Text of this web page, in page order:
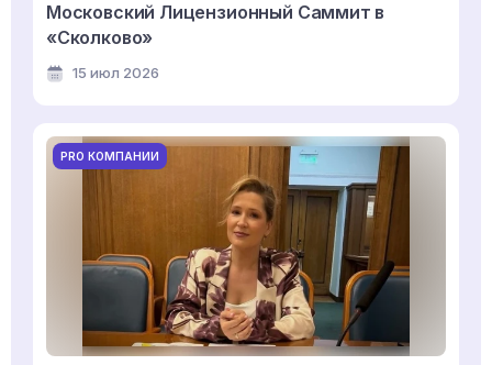
Московский Лицензионный Саммит в
«Сколково»
15 июл 2026
PRO КОМПАНИИ